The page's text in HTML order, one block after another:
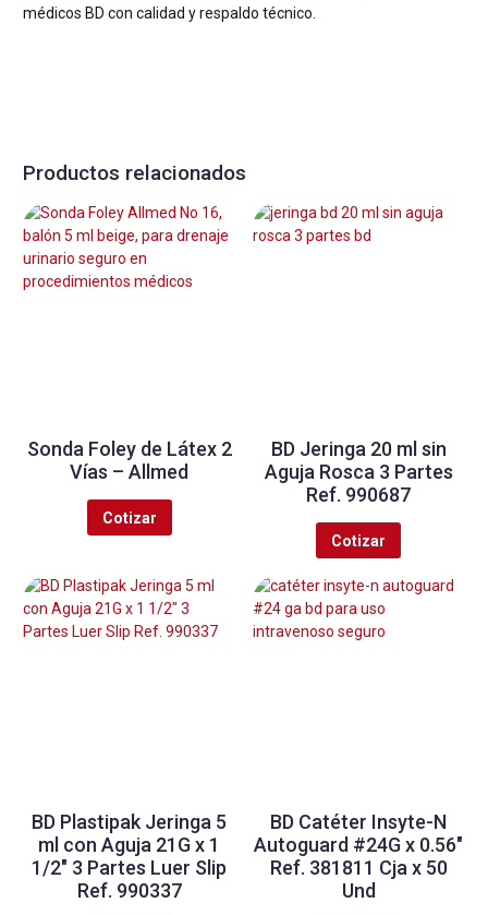
médicos BD con calidad y respaldo técnico.
Productos relacionados
Sonda Foley de Látex 2
Vías – Allmed
Cotizar
BD Jeringa 20 ml sin
Aguja Rosca 3 Partes
Ref. 990687
Cotizar
BD Plastipak Jeringa 5
ml con Aguja 21G x 1
1/2″ 3 Partes Luer Slip
Ref. 990337
BD Catéter Insyte-N
Autoguard #24G x 0.56″
Ref. 381811 Cja x 50
Und